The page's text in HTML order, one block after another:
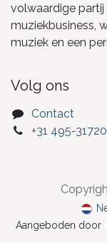
volwaardige partij
muziekbusiness,
muziek en een
Volg ons
Contact
+31 495-
Aangeboden door